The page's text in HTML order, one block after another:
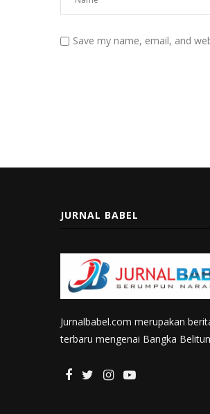
Save my name, email, and
JURNAL BABEL
Jurnalbabel.com merupakan
terbaru mengenai Bangka